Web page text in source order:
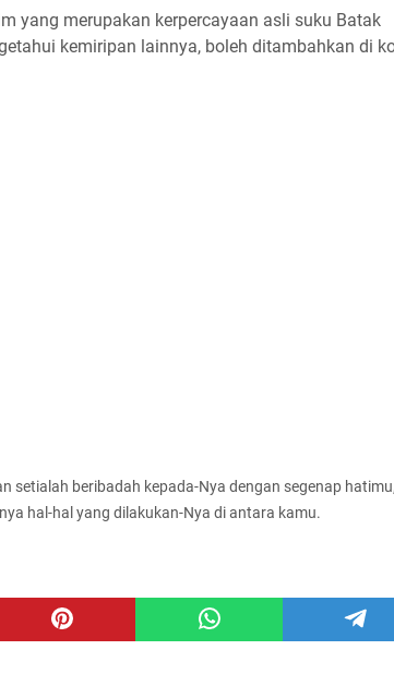
yang merupakan kerpercayaan asli suku Batak
kemiripan lainnya, boleh ditambahkan di
setialah beribadah kepada-Nya dengan segenap hatimu,
hal-hal yang dilakukan-Nya di antara kamu.